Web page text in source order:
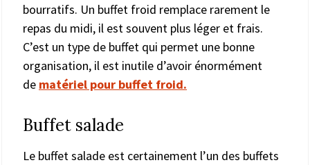
bourratifs. Un buffet froid remplace rarement le
repas du midi, il est souvent plus léger et frais.
C’est un type de buffet qui permet une bonne
organisation, il est inutile d’avoir énormément
de matériel pour buffet froid.
Buffet salade
Le buffet salade est certainement l’un des buffets